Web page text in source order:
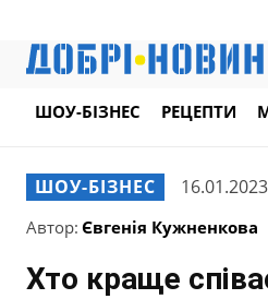
ШОУ-БІЗНЕС РЕЦЕПТИ
ШОУ-БІЗНЕС
Автор: Євгенія Кужненкова
Хто краще